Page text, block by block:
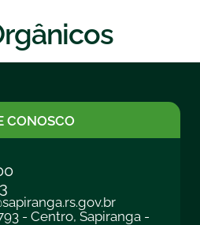
CONOSCO
- Centro, Sapiranga -